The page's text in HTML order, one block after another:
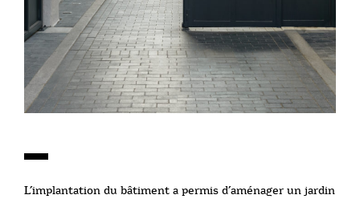
L’implantation du bâtiment a permis d’aménager un jardin